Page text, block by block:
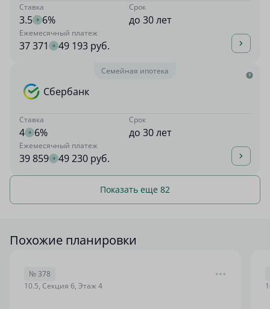
Ставка
3.5 6%
Срок
до 30 лет
Ежемесячный платеж
37 371 49 193 руб.
Семейная ипотека
Сбербанк
Ставка
4 6%
Срок
до 30 лет
Ежемесячный платеж
39 859 49 230 руб.
Показать еще 82
Похожие планировки
№ 378
10.5, Секция 6, Этаж 4